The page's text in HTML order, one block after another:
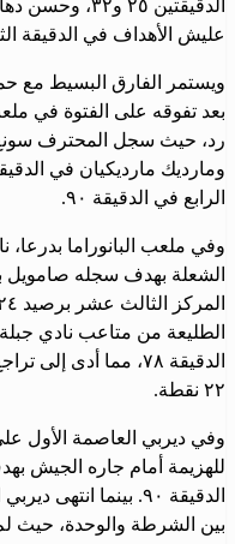
عليش الأهداف في الدقيقة
ويستمر الفارق البسيط مع
بعد تفوقه على الفتوة في
الرابع في الدقيقة ٩٠.
الطليعة من متاعب نادي
الدقيقة ٧٨، مما
٢٢ نقطة.
وفي ديربي العاصمة الأول
للهزيمة أمام جاره الجيش
الدقيقة ٩٠. بينما
بين الشرطة والوحدة، حيث